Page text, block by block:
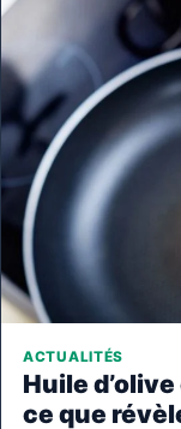
ACTUALITÉS
Huile
ce que